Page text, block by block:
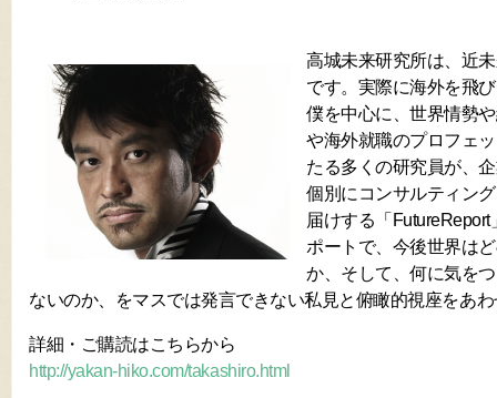
高城未来研究所は、近
です。実際に海外を飛
僕を中心に、世界情勢
や海外就職のプロフェ
たる多くの研究員が、
個別にコンサルティン
届けする「
ポートで、今後世界は
か、そして、何に気を
ないのか、をマスでは発言できない私見と俯瞰的視座をあ
詳細・ご購読はこちらから
http://yakan-hiko.com/takashiro.html